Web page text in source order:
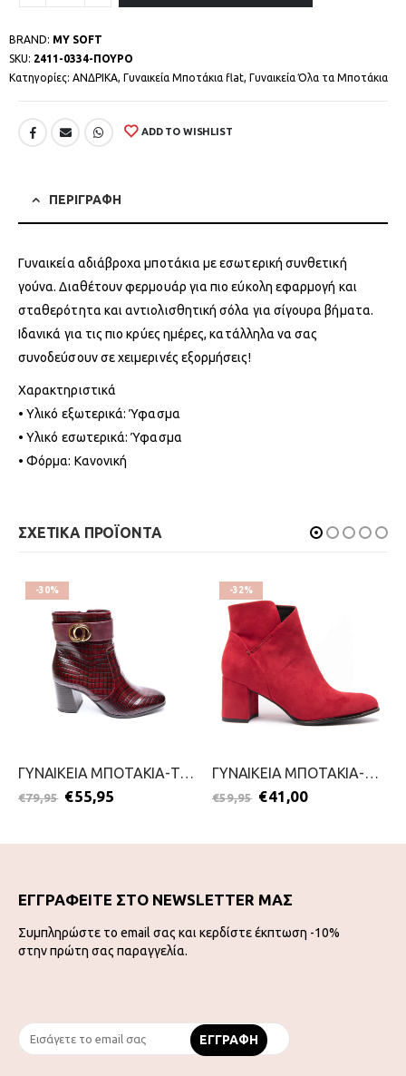
BRAND: MY SOFT
SKU: 2411-0334-ΠΟΥΡΟ
Κατηγορίες: ΑΝΔΡΙΚΑ, Γυναικεία Μποτάκια flat, Γυναικεία Όλα τα Μποτάκια
ADD TO WISHLIST
ΠΕΡΙΓΡΑΦΗ
Γυναικεία αδιάβροχα μποτάκια με εσωτερική συνθετική
γούνα. Διαθέτουν φερμουάρ για πιο εύκολη εφαρμογή και
σταθερότητα και αντιολισθητική σόλα για σίγουρα βήματα.
Ιδανικά για τις πιο κρύες ημέρες, κατάλληλα να σας
συνοδεύσουν σε χειμερινές εξορμήσεις!
Χαρακτηριστικά
• Υλικό εξωτερικά: Ύφασμα
• Υλικό εσωτερικά: Ύφασμα
• Φόρμα: Κανονική
ΣΧΕΤΙΚΑ ΠΡΟΪΟΝΤΑ
-30%
ΓΥΝΑΙΚΕΙΑ ΜΠΟΤΑΚΙΑ-TAMARIS-2111-0052-ΜΠΟΡΝΤΟ
€79,95 €55,95
-32%
ΓΥΝΑΙΚΕΙΑ ΜΠΟΤΑΚΙΑ-MARCO TOZZI-2111-0074-ΚΟΚΚΙΝΟ
€59,95 €41,00
ΕΓΓΡΑΦΕΙΤΕ ΣΤΟ NEWSLETTER ΜΑΣ
Συμπληρώστε το email σας και κερδίστε έκπτωση -10%
στην πρώτη σας παραγγελία.